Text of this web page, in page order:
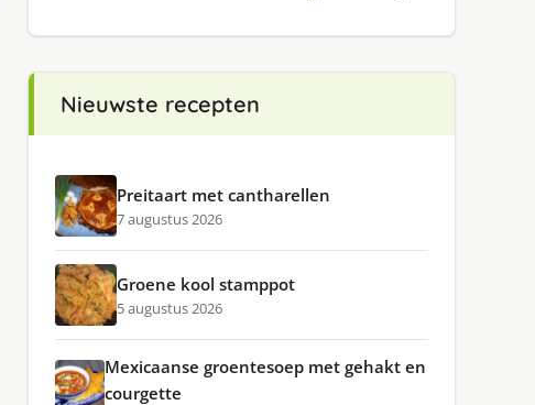
Nieuwste recepten
Preitaart met cantharellen
7 augustus 2026
Groene kool stamppot
5 augustus 2026
Mexicaanse groentesoep met gehakt en
courgette